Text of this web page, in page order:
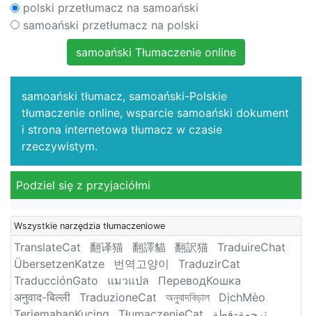
polski przetłumacz na samoański
samoański przetłumacz na polski
samoański Tłumaczenie online
samoański tłumacz, samoański-Polskie
tłumaczenie online, wsparcie samoański dokument
i strona internetowa tłumacz w czasie
rzeczywistym.
Podziel się z przyjaciółmi
Wszystkie narzędzia tłumaczeniowe
TranslateCat 翻译猫 翻譯貓 翻訳猫
TraduireChat
ÜbersetzenKatze
번역고양이
TraduzirCat
TraducciónGato
แมวแปล
ПереводКошка
अनुवाद-बिल्ली
TraduzioneCat অনুবাদবিড়াল
DịchMèo